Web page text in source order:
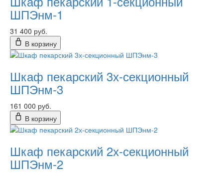
ШПЭнм-1
31 400 руб.
В корзину
Шкаф пекарский 3х-секционный
ШПЭнм-3
161 000 руб.
В корзину
Шкаф пекарский 2х-секционный
ШПЭнм-2